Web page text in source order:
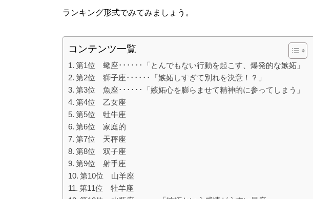
ランキング形式でみてみましょう。
コンテンツ一覧
第1位 蠍座･･････「とんでもない行動を起こす、爆発的な嫉妬」
第2位 獅子座･･････「嫉妬しすぎて別れを決意！？」
第3位 魚座･･････「嫉妬心を膨らませて精神的に参ってしまう」
第4位 乙女座
第5位 牡牛座
第6位 家庭的
第7位 天秤座
第8位 双子座
第9位 射手座
第10位 山羊座
第11位 牡羊座